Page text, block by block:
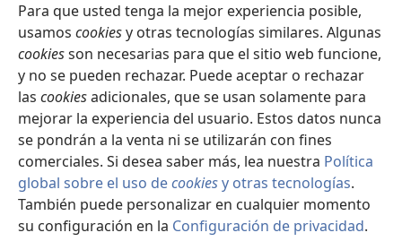
Para que usted tenga la mejor experiencia posible,
usamos cookiesy otras tecnologías similares. Algunas
cookiesson necesarias para que el sitio web funcione,
y no se pueden rechazar. Puede aceptar o rechazar
las cookiesadicionales, que se usan solamente para
mejorar la experiencia del usuario. Estos datos nunca
se pondrán a la venta ni se utilizarán con fines
comerciales. Si desea saber más, lea nuestra Política
global sobre el uso decookiesy otras tecnologías.
También puede personalizar en cualquier momento
su configuración en la Configuración de privacidad.
Bichia deakʉ̃riaɓuu
(abre
nueva
ventana)
Watchtower KARTARÃ INTERNEƊE DUANUU
(abre
una
nueva
ventana)
JW Hub ®
(abre
una
nueva
ventana)
Copyright© 2026 Watch Tower Bible and Tract Society of Pennsylvania.
CONDICIONES DE USO| POLÍTICA DE PRIVACIDAD
|
CONFIGURACIÓN DE PRIVACIDAD